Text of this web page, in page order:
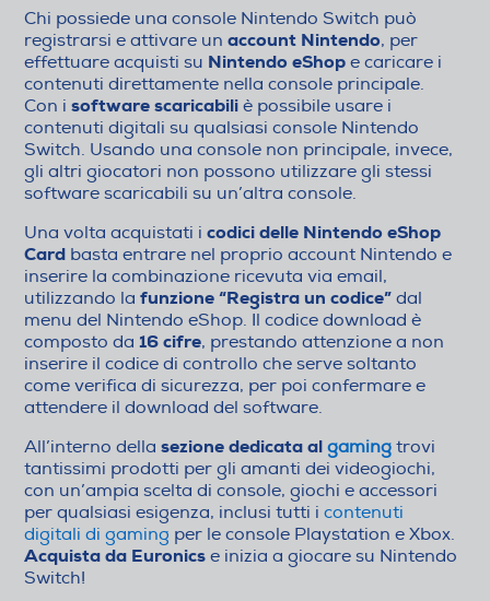
Chi possiede una console Nintendo Switch può
registrarsi e attivare un account Nintendo, per
effettuare acquisti su Nintendo eShop e caricare i
contenuti direttamente nella console principale.
Con i software scaricabili è possibile usare i
contenuti digitali su qualsiasi console Nintendo
Switch. Usando una console non principale, invece,
gli altri giocatori non possono utilizzare gli stessi
software scaricabili su un’altra console.
Una volta acquistati i codici delle Nintendo eShop
Card basta entrare nel proprio account Nintendo e
inserire la combinazione ricevuta via email,
utilizzando la funzione “Registra un codice” dal
menu del Nintendo eShop. Il codice download è
composto da 16 cifre, prestando attenzione a non
inserire il codice di controllo che serve soltanto
come verifica di sicurezza, per poi confermare e
attendere il download del software.
All’interno della sezione dedicata al gaming trovi
tantissimi prodotti per gli amanti dei videogiochi,
con un’ampia scelta di console, giochi e accessori
per qualsiasi esigenza, inclusi tutti i contenuti
digitali di gaming per le console Playstation e Xbox.
Acquista da Euronics e inizia a giocare su Nintendo
Switch!